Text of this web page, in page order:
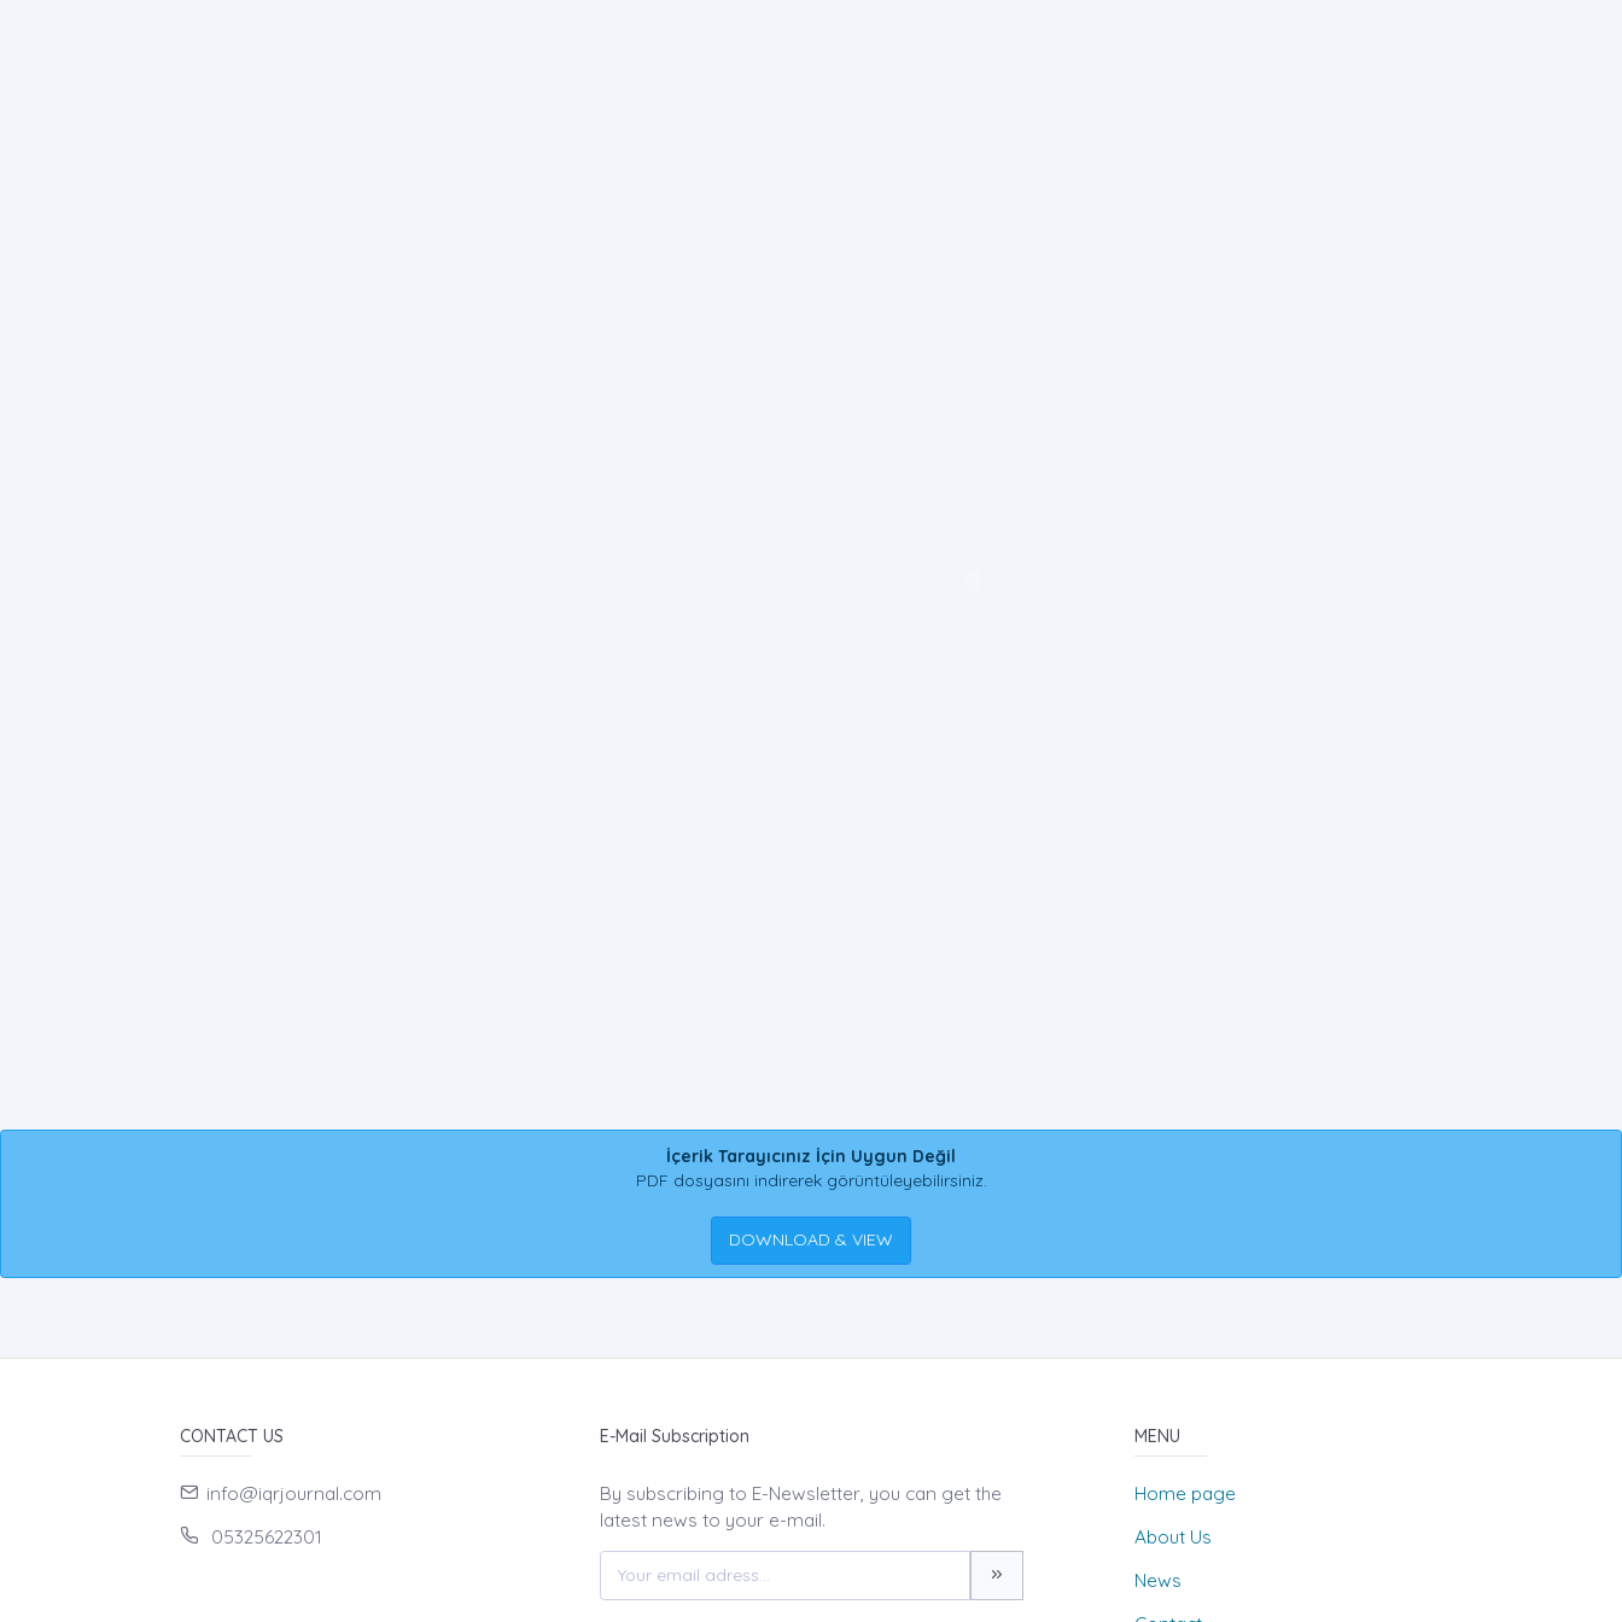
İçerik Tarayıcınız İçin Uygun Değil
PDF dosyasını indirerek görüntüleyebilirsiniz.
DOWNLOAD & VIEW
CONTACT US
info@iqrjournal.com
05325622301
E-Mail Subscription
By subscribing to E-Newsletter, you can get the
latest news to your e-mail.
MENU
Home page
About Us
News